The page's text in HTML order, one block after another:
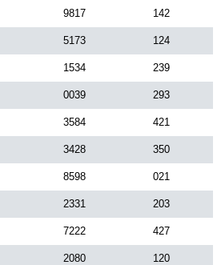
9817 142
5173 124
1534 239
0039 293
3584 421
3428 350
8598 021
2331 203
7222 427
2080 120